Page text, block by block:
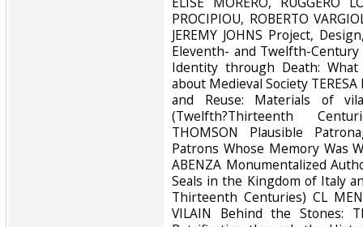
PROCIPIOU, ROBERTO
JEREMY JOHNS Project,
Eleventh- and Twelfth-Century
Identity through Death: What
about Medieval Society
and Reuse: Materials of
(Twelfth?Thirteenth
THOMSON Plausible
Patrons Whose Memory Was
ABENZA Monumentalized
Seals in the Kingdom of Italy
Thirteenth Centuries) CL
VILAIN Behind the Stones: